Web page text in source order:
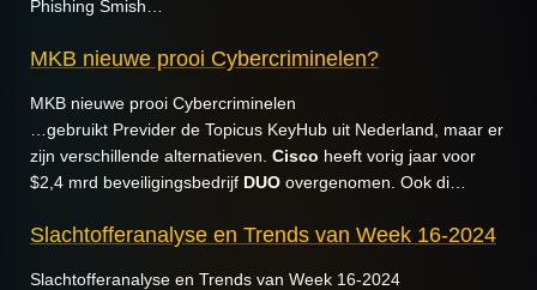
Phishing Smish…
MKB nieuwe prooi Cybercriminelen?
MKB nieuwe prooi Cybercriminelen
…gebruikt Previder de Topicus KeyHub uit Nederland, maar er
zijn verschillende alternatieven. Cisco heeft vorig jaar voor
$2,4 mrd beveiligingsbedrijf DUO overgenomen. Ook di…
Slachtofferanalyse en Trends van Week 16-2024
Slachtofferanalyse en Trends van Week 16-2024